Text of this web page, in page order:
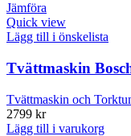
Jämföra
Quick view
Lägg till i önskelista
Tvättmaskin
Tvättmaskin och
2799 kr
Lägg till i varukorg